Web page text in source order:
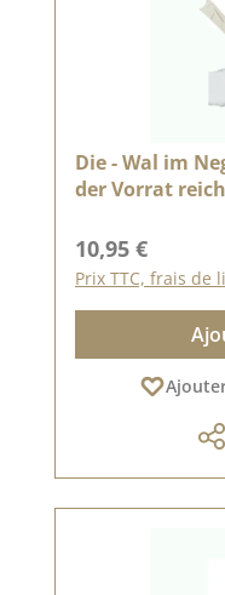
Die - Wal im
der Vorrat
Prix régulier :
10,95 €
Prix TTC, frais de